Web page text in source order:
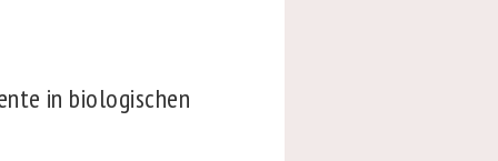
in biologischen